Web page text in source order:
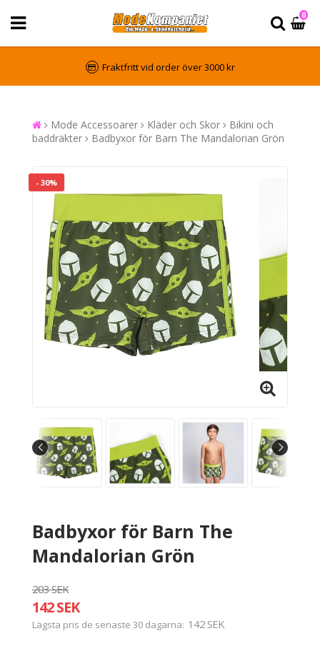
0
Fraktfritt vid order över 3000 kr
Mode Accessoarer Kläder och Skor
Bikini och
baddräkter
Badbyxor för Barn The Mandalorian Grön
- 30%
Badbyxor för Barn The
Mandalorian Grön
203 SEK
142 SEK
Lägsta pris de senaste 30 dagarna 142 SEK